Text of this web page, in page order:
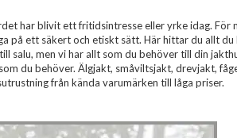
har blivit ett fritidsintresse eller yrke idag. För
ett säkert och etiskt sätt. Här hittar du allt
men vi har allt som du behöver till din
du behöver. Älgjakt, småviltsjakt, drevjakt,
från kända varumärken till låga priser.